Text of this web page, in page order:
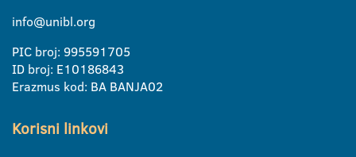
info@unibl.org
PIC broj: 995591705
ID broj: E10186843
Erazmus kod: BA BANJA02
Korisni linkovi